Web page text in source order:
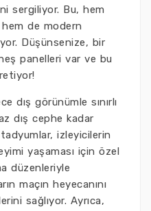
sergiliyor. Bu, hem
de modern
Düşünsenize, bir
panelleri var ve bu
dış görünümle sınırlı
dış cephe kadar
izleyicilerin
yaşaması için özel
düzenleriyle
maçın heyecanını
sağlıyor. Ayrıca,